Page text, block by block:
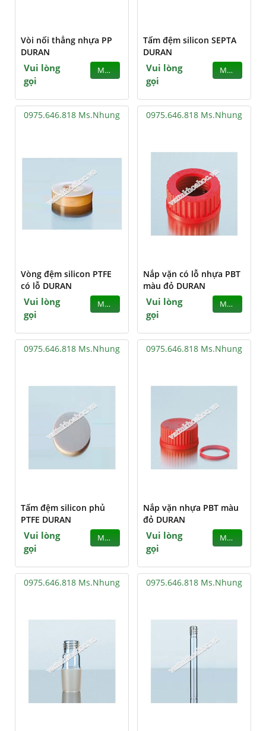
Vòi nối thẳng nhựa PP
DURAN
Vui lòng
gọi
MUA
Tấm đệm silicon SEPTA
DURAN
Vui lòng
gọi
MUA
0975.646.818 Ms.Nhung
Vòng đệm silicon PTFE
có lỗ DURAN
Vui lòng
gọi
MUA
0975.646.818 Ms.Nhung
Nắp vặn có lỗ nhựa PBT
màu đỏ DURAN
Vui lòng
gọi
MUA
0975.646.818 Ms.Nhung
Tấm đệm silicon phủ
PTFE DURAN
Vui lòng
gọi
MUA
0975.646.818 Ms.Nhung
Nắp vặn nhựa PBT màu
đỏ DURAN
Vui lòng
gọi
MUA
0975.646.818 Ms.Nhung 0975.646.818 Ms.Nhung